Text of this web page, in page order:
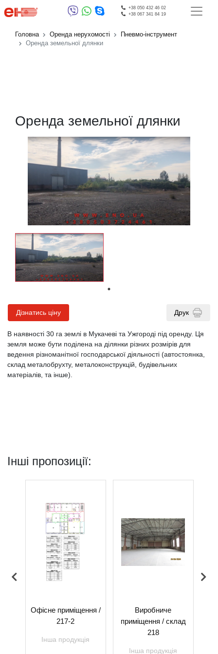
+38 050 432 46 02
+38 067 341 84 19
Головна Оренда нерухомості
Пневмо-інструмент
Оренда земельної длянки
Оренда земельної длянки
Дізнатись ціну Друк
В наявності 30 га землі в Мукачеві та Ужгороді під оренду. Ця
земля може бути поділена на ділянки різних розмірів для
ведення різноманітної господарської діяльності (автостоянка,
склад металобрухту, металоконструкцій, будівельних
матеріалів, та інше).
Інші пропозиції:
Офісне приміщення /
217-2
Інша продукція
Виробниче
приміщення / склад
218
Інша продукція